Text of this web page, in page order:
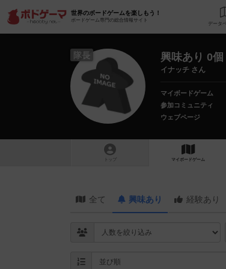
世界のボードゲームを楽しもう！
ボードゲーム専門の総合情報サイト
隊長 興味あり 0個
イナッチ さん
マイボードゲーム
参加コミュニティ
ウェブページ
トップ マイボードゲーム
全て 興味あり 経験あり